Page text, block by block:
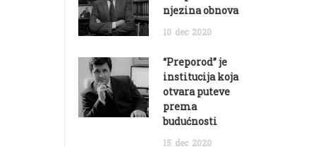
njezina obnova
10 dec 2020
“Preporod” je
institucija koja
otvara puteve
prema
budućnosti
15 dec 2020